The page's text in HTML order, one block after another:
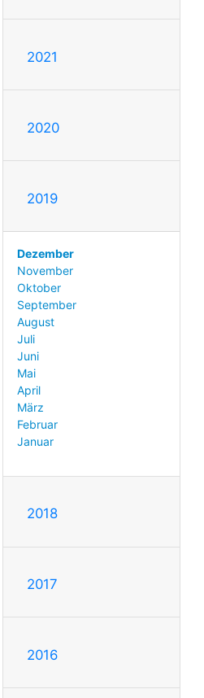
2021
2020
2019
Dezember
November
Oktober
September
August
Juli
Juni
Mai
April
März
Februar
Januar
2018
2017
2016